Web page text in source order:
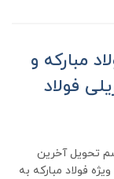
فولاد مبارکه و
فولاد
تحویل آخرین
فولاد مبارکه به